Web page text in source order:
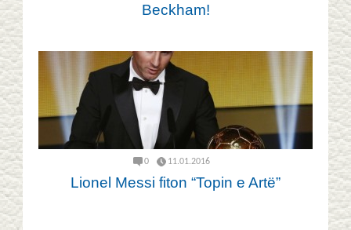
Beckham!
0 11.01.2016
Lionel Messi fiton “Topin e Artë”